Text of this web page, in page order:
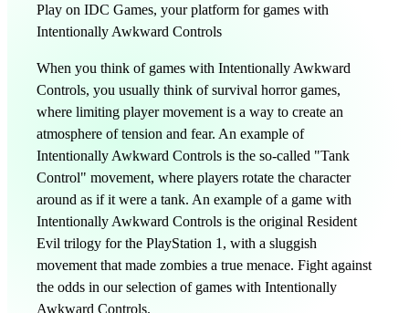
Play on IDC Games, your platform for games with
Intentionally Awkward Controls
When you think of games with Intentionally Awkward
Controls, you usually think of survival horror games,
where limiting player movement is a way to create an
atmosphere of tension and fear. An example of
Intentionally Awkward Controls is the so-called "Tank
Control" movement, where players rotate the character
around as if it were a tank. An example of a game with
Intentionally Awkward Controls is the original Resident
Evil trilogy for the PlayStation 1, with a sluggish
movement that made zombies a true menace. Fight against
the odds in our selection of games with Intentionally
Awkward Controls.